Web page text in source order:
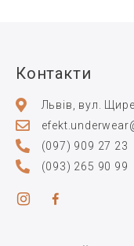
Контакти
Львів, вул.
(097) 909 27 23
(093) 265 90 99